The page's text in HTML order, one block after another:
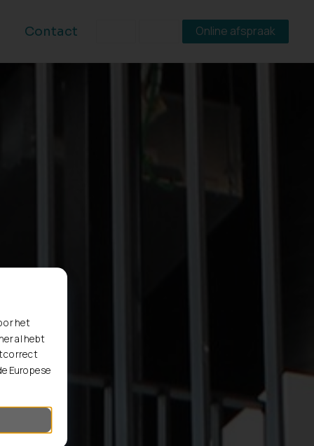
Contact Online afspraak
het
al hebt
correct
Europese